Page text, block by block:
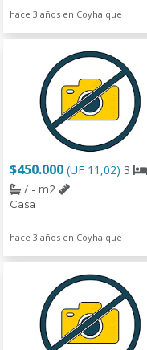
hace 3 años en Coyhaique
$450.000 (UF 11,02) 3
/ - m2
Casa
hace 3 años en Coyhaique